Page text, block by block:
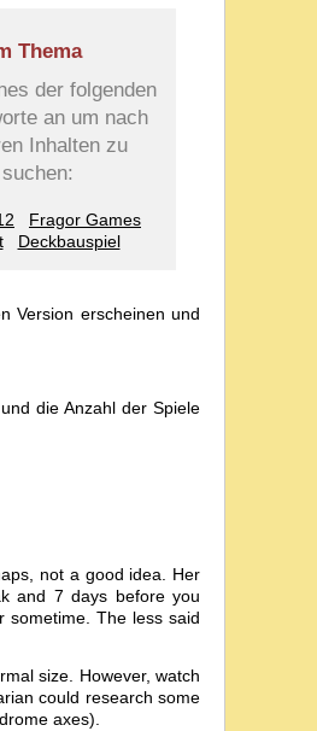
Thema
der folgenden
an um nach
Inhalten zu
suchen:
Fragor Games
Deckbauspiel
Version erscheinen und
die Anzahl der Spiele
not a good idea. Her
and 7 days before you
sometime. The less said
size. However, watch
could research some
axes).